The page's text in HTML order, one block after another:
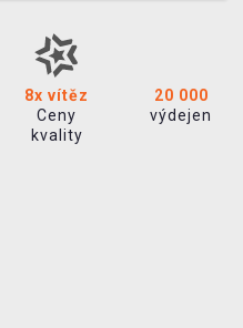
8x vítěz
Ceny
kvality
20 000
výdejen